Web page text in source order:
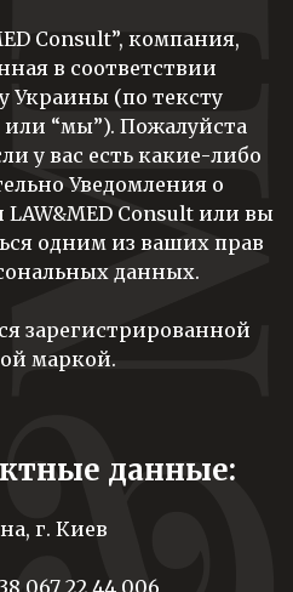
Consult”, компания,
в соответствии
Украины (по тексту
или “мы”). Пожалуйста
у вас есть какие-либо
Уведомления о
Consult или вы
одним из ваших прав
данных.
зарегистрированной
маркой.
данные:
г. Киев
067 22 44 006